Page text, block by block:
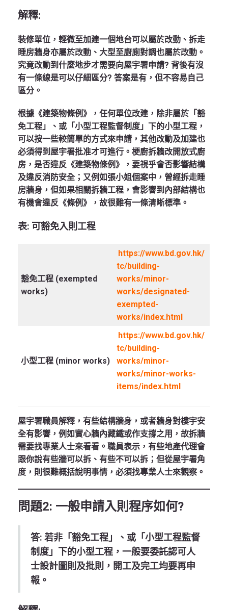
解釋:
裝修單位，輕微至加建一個地台可以屬於改動、拆走
睡房牆身亦屬於改動、大型至廚廁對調也屬於改動。
究竟改動到什麼地步才需要向屋宇署申請? 背後有沒
有一條線是可以仔細區分? 答案是有，但不容易自己
區分。
根據《建築物條例》，任何單位改建，除非屬於「豁
免工程」、或「小型工程監督制度」下的小型工程，
可以按一些較簡單的方式來申請，其他改動及加建也
必須得到屋宇署批准才可進行。梗廚拆牆改開放式廚
房，是否違反《建築物條例》，要視乎會否影響結構
及違反消防安全；又例如張小姐個案中，曾經拆走睡
房牆身，但如果相關拆牆工程，會影響到內部結構也
有機會違反《條例》，故很難有一條清晰標準。
表: 可豁免入則工程
豁免工程 (exempted
works)
https://www.bd.gov.hk/
tc/building-
works/minor-
works/designated-
exempted-
works/index.html
小型工程 (minor works)
https://www.bd.gov.hk/
tc/building-
works/minor-
works/minor-works-
items/index.html
屋宇署職員解釋，有些結構牆身，或者牆身對樓宇安
全有影響，例如實心牆內藏鐵或作支撐之用，故拆牆
需要找專業人士來看看。職員表示，有些地產代理會
跟你說有些牆可以拆、有些不可以拆；但從屋宇署角
度，則很難概括說明事情，必須找專業人士來觀察。
問題2: 一般申請入則程序如何?
答: 若非「豁免工程」、或「小型工程監督
制度」下的小型工程，一般要委託認可人
士設計圖則及批則，開工及完工均要再申
報。